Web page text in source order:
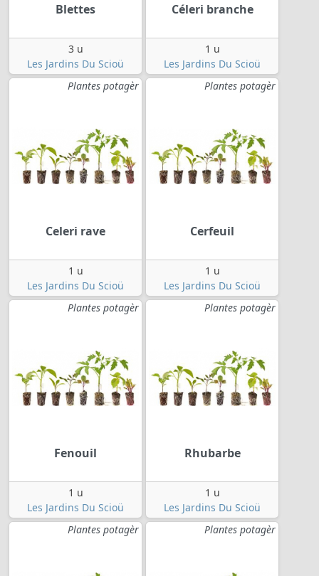
Blettes
3 u
Les Jardins Du Scioü
Céleri branche
1 u
Les Jardins Du Scioü
Plantes potagèr
Celeri rave
1 u
Les Jardins Du Scioü
Plantes potagèr
Cerfeuil
1 u
Les Jardins Du Scioü
Plantes potagèr
Fenouil
1 u
Les Jardins Du Scioü
Plantes potagèr
Rhubarbe
1 u
Les Jardins Du Scioü
Plantes potagèr
Plantes potagèr